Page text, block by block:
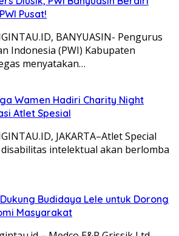
Pusat!
BANYUASIN- Pengurus
Indonesia (PWI) Kabupaten
menyatakan…
Wamen Hadiri Charity Night
Atlet Spesial
JAKARTA–Atlet Special
intelektual akan berlomba
Budidaya Lele untuk Dorong
Masyarakat